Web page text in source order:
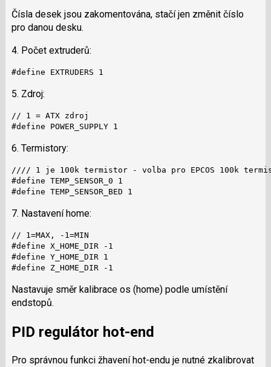
Čísla desek jsou zakomentována, stačí jen změnit číslo
pro danou desku.
4. Počet extruderů:
#define EXTRUDERS 1
5. Zdroj:
// 1 = ATX zdroj
#define POWER_SUPPLY 1
6. Termistory:
//// 1 je 100k termistor - volba pro EPCOS 100k
#define TEMP_SENSOR_0 1
#define TEMP_SENSOR_BED 1
7. Nastavení home:
// 1=MAX, -1=MIN
#define X_HOME_DIR -1
#define Y_HOME_DIR 1
#define Z_HOME_DIR -1
Nastavuje směr kalibrace os (home) podle umístění
endstopů.
PID regulátor hot-end
Pro správnou funkci žhavení hot-endu je nutné zkalibrovat